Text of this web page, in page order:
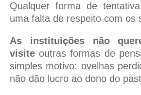
Qualquer forma de
uma falta de respeito com os
As instituições não
visite outras formas de
simples motivo: ovelhas
não dão lucro ao dono do